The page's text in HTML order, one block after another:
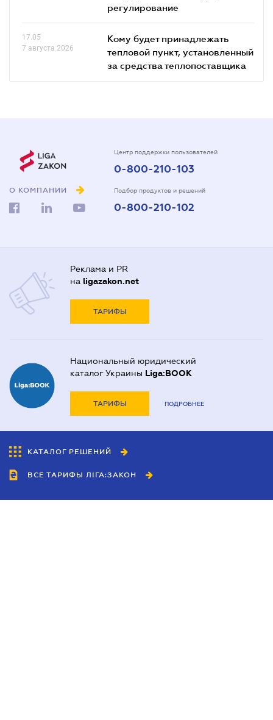
регулирование
17.05
7 августа 2026
Кому будет принадлежать
тепловой пункт, установленный
за средства теплопоставщика
О КОМПАНИИ
Центр поддержки пользователей
0-800-210-103
Подбор продуктов и решений
0-800-210-102
Реклама и PR
на ligazakon.net
ТАРИФЫ
Национальный юридический
каталог Украины Liga:BOOK
ТАРИФЫ ПОДРОБНЕЕ
КАТАЛОГ РЕШЕНИЙ
ВСЕ ТАРИФЫ ЛІГА:ЗАКОН